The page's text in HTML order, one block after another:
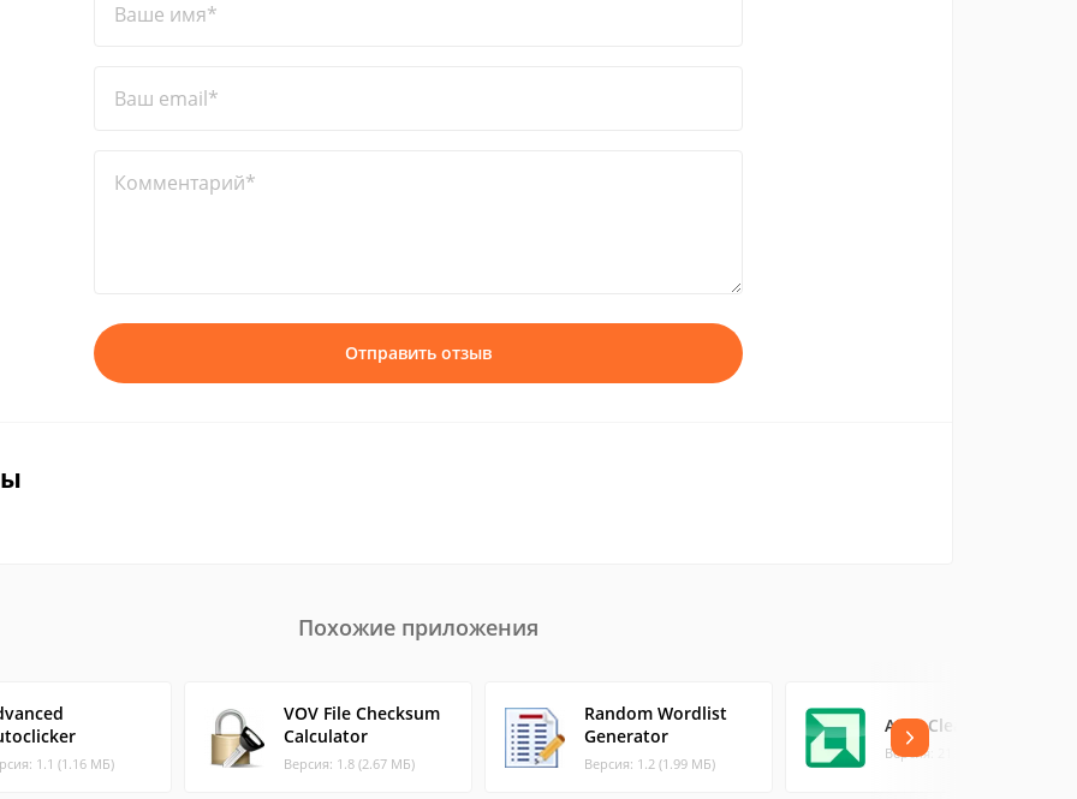
Ваше имя*
Ваш email*
Комментарий*
Отправить отзыв
Похожие приложения
1.1 (1.16 МБ)
VOV File Checksum
Calculator
Версия: 1.8 (2.67 МБ)
Random Wordlist
Generator
Версия: 1.2 (1.99 МБ)
AMD Cleanup Utility
Версия: 21.20.00 (1.82 МБ)